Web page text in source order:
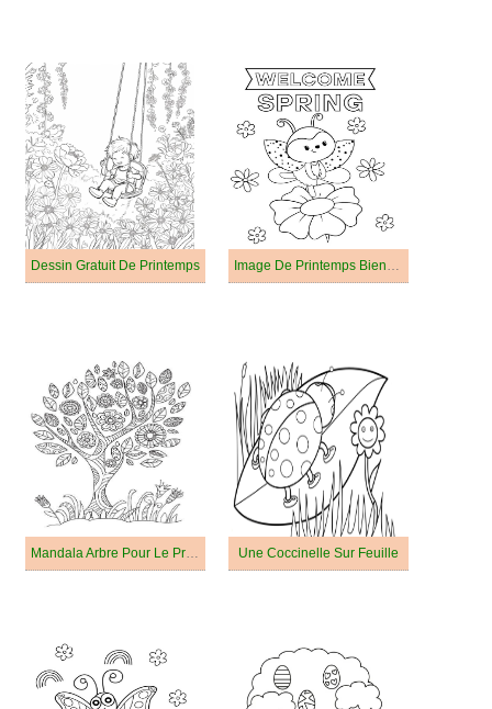
Dessin Gratuit De Printemps Image De Printemps Bienvenu
Mandala Arbre Pour Le Printemps Une Coccinelle Sur Feuille